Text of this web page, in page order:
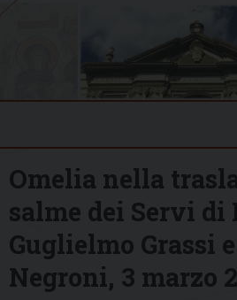
Omelia nella
salme dei Servi di
Guglielmo Grassi
Negroni, 3 marzo